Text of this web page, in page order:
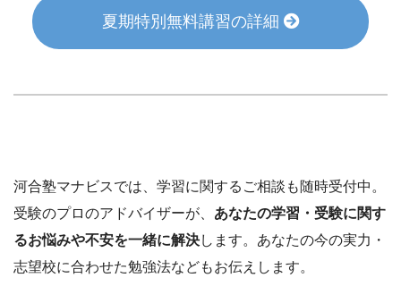
夏期特別無料講習の詳細
河合塾マナビスでは、学習に関するご相談も随時受付中。
受験のプロのアドバイザーが、 あなたの学習・受験に関す
るお悩みや不安を一緒に解決します。あなたの今の実力・
志望校に合わせた勉強法などもお伝えします。